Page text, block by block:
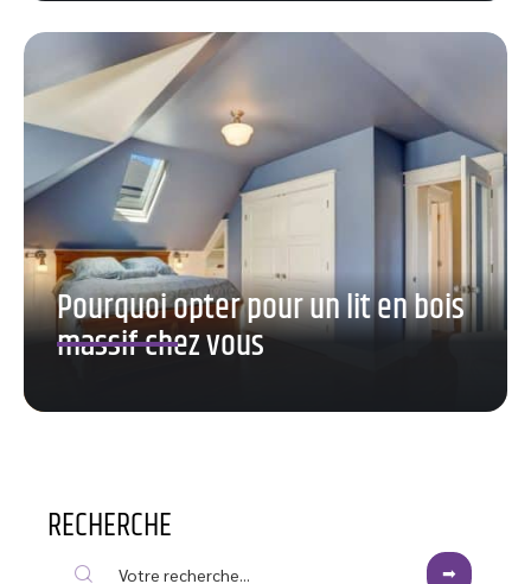
Pourquoi opter pour un lit en bois
massif chez vous
RECHERCHE